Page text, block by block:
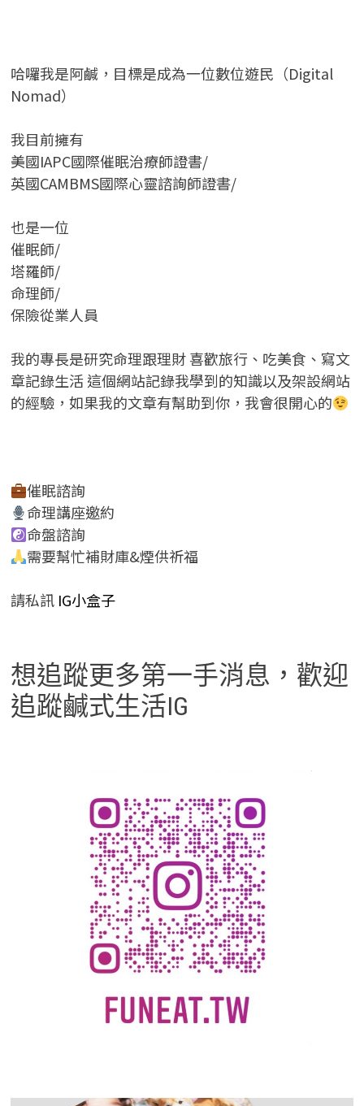
哈囉我是阿鹹，目標是成為一位數位遊民（Digital
Nomad）
我目前擁有
美國IAPC國際催眠治療師證書/
英國CAMBMS國際心靈諮詢師證書/
也是一位
催眠師/
塔羅師/
命理師/
保險從業人員
我的專長是研究命理跟理財 喜歡旅行、吃美食、寫文
章記錄生活 這個網站記錄我學到的知識以及架設網站
的經驗，如果我的文章有幫助到你，我會很開心的
催眠諮詢
命理講座邀約
命盤諮詢
需要幫忙補財庫&煙供祈福
請私訊IG小盒子
想追蹤更多第一手消息，歡迎
追蹤鹹式生活IG